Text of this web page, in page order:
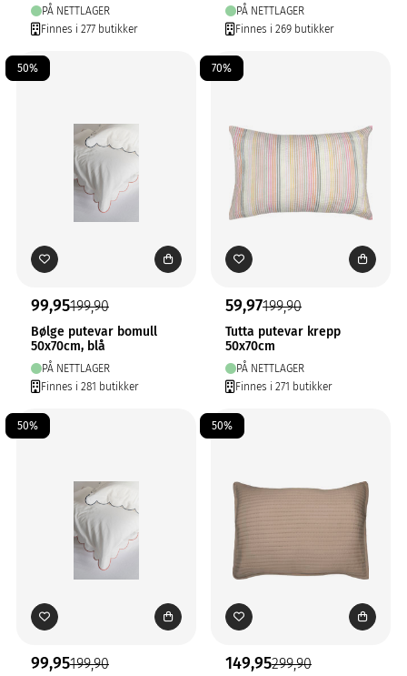
PÅ NETTLAGER
Finnes i 277 butikker
PÅ NETTLAGER
Finnes i 269 butikker
50%
99,95199,90
Bølge putevar bomull
50x70cm, blå
PÅ NETTLAGER
Finnes i 281 butikker
70%
59,97199,90
Tutta putevar krepp
50x70cm
PÅ NETTLAGER
Finnes i 271 butikker
50%
99,95199,90
50%
149,95299,90